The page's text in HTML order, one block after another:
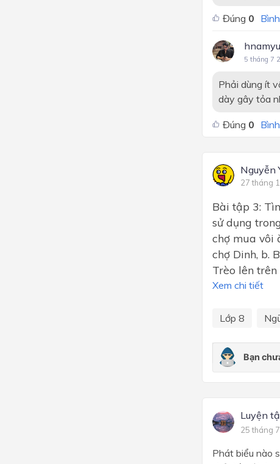
Đúng 0
5 tháng 7
Phải dùng ít
dày gây tỏa
Đúng 0
Nguyễn
27 tháng
Bài tập 3:
sử dụng
chợ mua vôi
chợ Dinh, b.
Trèo lên
Xem chi tiết
Lớp 8
Luyện
25 tháng
Phát biểu nào